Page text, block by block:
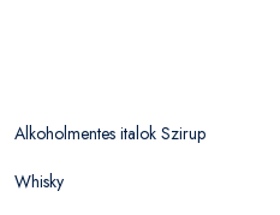
Alkoholmentes italok Szirup
Whisky